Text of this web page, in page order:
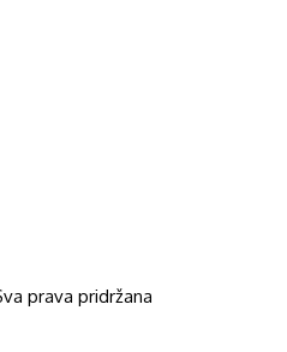
prava pridržana